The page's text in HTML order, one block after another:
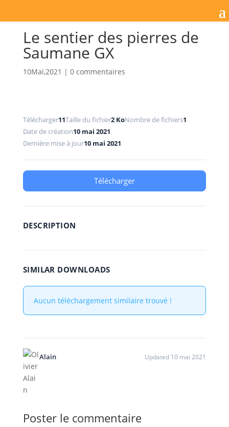
Le sentier des pierres de
Saumane GX
10Mai,2021 | 0 commentaires
Télécharger11Taille du fichier2 KoNombre de fichiers1
Date de création10 mai 2021
Dernière mise à jour10 mai 2021
Télécharger
DESCRIPTION
SIMILAR DOWNLOADS
Aucun téléchargement similaire trouvé !
Alain Updated 10 mai 2021
Poster le commentaire